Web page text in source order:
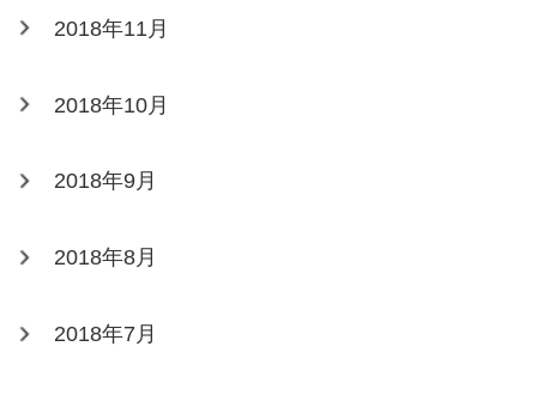
2018年11月
2018年10月
2018年9月
2018年8月
2018年7月